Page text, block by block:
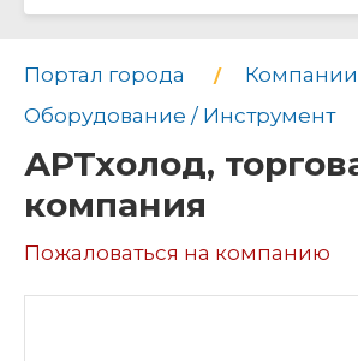
Портал города
Компании
Оборудование / Инструмент
АРТхолод,
компания
Пожаловаться на компанию